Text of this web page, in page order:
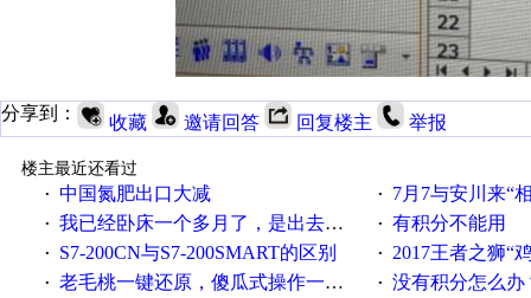
分享到： 收藏 邀请回答 回复楼主 举报
楼主最近还看过
· 中国氮肥出口大减 · 7月7与安川来“
· 我已经卧床一个多月了，是出去安装机械手在高速遭遇车祸所致:大家工作都要特别注意啊 · 有积分不能用
· S7-200CN与S7-200SMART的区别 · 2017王者之狮“鸡”情签到
· 老毛桃一键还原，傻瓜式操作一键轻松备份还原；程序为向导式安装，一键即可实现自动备份或还原系统。 · 没有积分怎么办